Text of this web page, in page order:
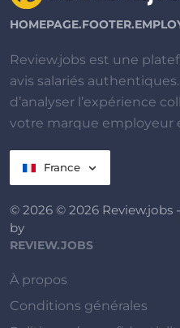
Review.jobs est une
avis salariés
d’analyser l’expérience
votre marque employeur
France
© 2026 © 2026 Review.jobs -
by
REVIEW.JOBS
À propos
Conditions générales